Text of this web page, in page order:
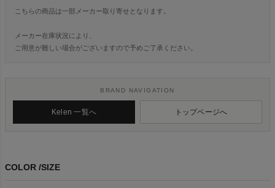
こちらの商品は一部メーカー取り寄せとなります。
メーカー在庫状況により、
ご用意が難しい場合がございますので予めご了承ください。
BRAND NAVIGATION
Kelen 一覧へ トップページへ
COLOR SIZE